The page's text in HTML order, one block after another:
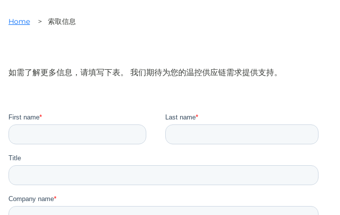
Home > 索取信息
如需了解更多信息，请填写下表。 我们期待为您的温控供应链需求提供支持。